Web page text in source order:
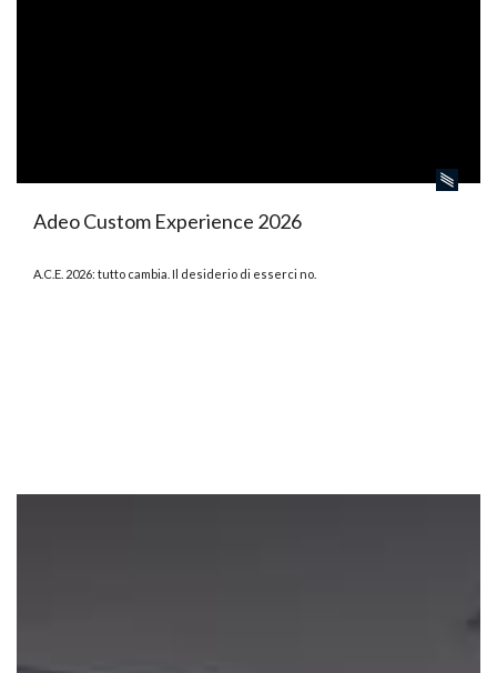
Adeo Custom Experience 2026
A.C.E. 2026: tutto cambia. Il desiderio di esserci no.